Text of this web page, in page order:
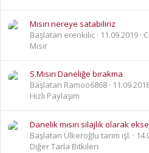
Mısırı nereye satabiliriz
Başlatan erenkilic
11.09.2019
Mısır
S.Mısırı Daneliğe bırakma
Başlatan Ramoo6868
Hızlı Paylaşım
Danelik mısırı silajlık olarak
Başlatan Ülkeroğlu tarım işl.
Diğer Tarla Bitkileri